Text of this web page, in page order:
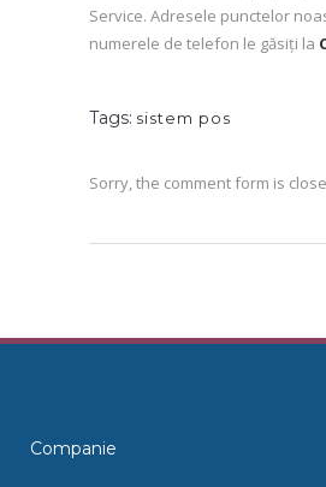
Service. Adresele punctelor
numerele de telefon le găsiți la
Tags: sistem pos
Sorry, the comment form is
Companie